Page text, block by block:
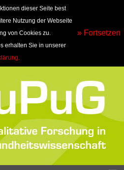
dieser Seite best
Nutzung der Webseite
von Cookies zu.
erhalten Sie in unserer
» Fortsetzen